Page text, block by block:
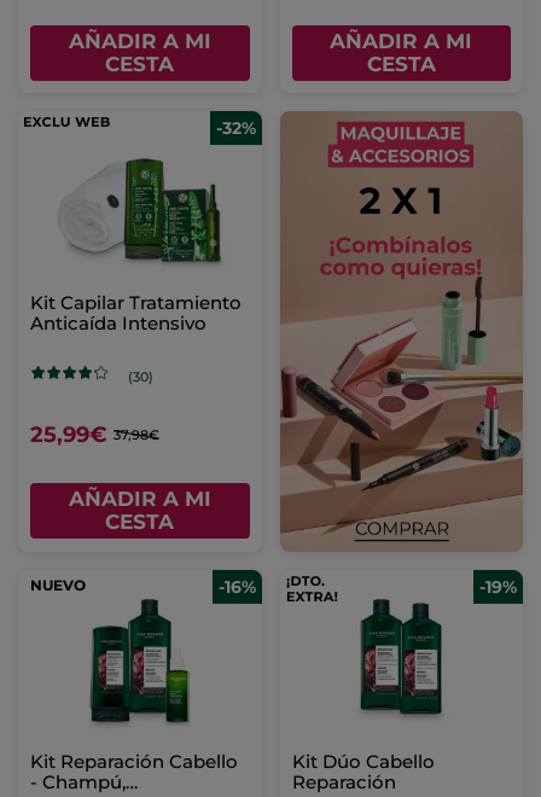
AÑADIR A MI
CESTA
AÑADIR A MI
CESTA
-32%
Kit Capilar Tratamiento
Anticaída Intensivo
(30)
25,99€ 37,98€
AÑADIR A MI
CESTA
NUEVO -16%
Kit Reparación Cabello
- Champú,
-19%
Kit Dúo Cabello
Reparación